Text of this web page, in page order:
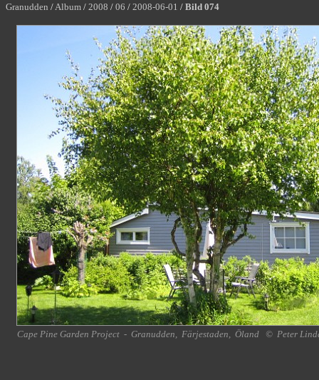
Granudden /Album / 2008 / 06 / 2008-06-01 / Bild 074
Cape Pine Garden Project - Granudden, Färjestaden, Öland © Peter